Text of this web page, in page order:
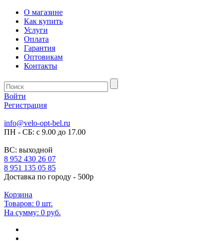
О магазине
Как купить
Услуги
Оплата
Гарантия
Оптовикам
Контакты
Войти
Регистрация
info@velo-opt-bel.ru
ПН - СБ: с 9.00 до 17.00
ВС: выходной
8 952 430 26 07
8 951 135 05 85
Доставка по городу - 500р
Корзина
Товаров: 0 шт.
На сумму: 0 руб.